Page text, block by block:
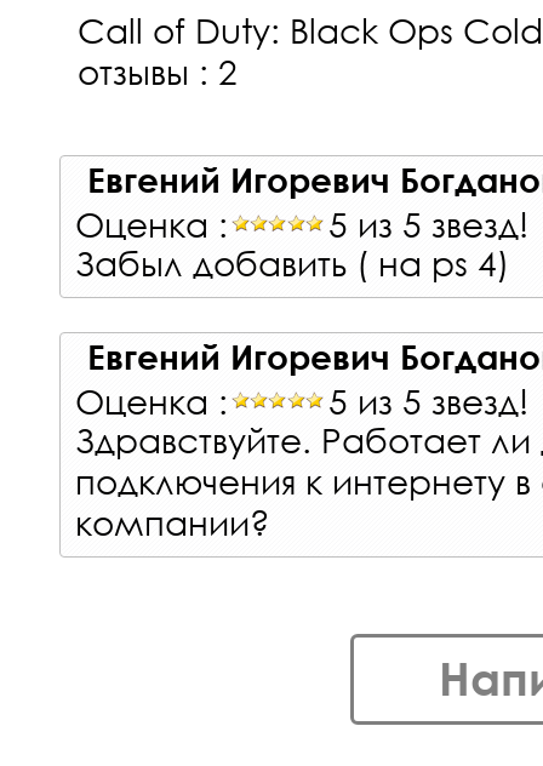
Call of Duty: Black Ops Cold
отзывы : 2
Евгений Игоревич
Оценка :
5 из 5 звезд!
Забыл добавить ( на ps 4)
Евгений Игоревич
Оценка :
5 из 5 звезд!
Здравствуйте. Работает
подключения к интернету
компании?